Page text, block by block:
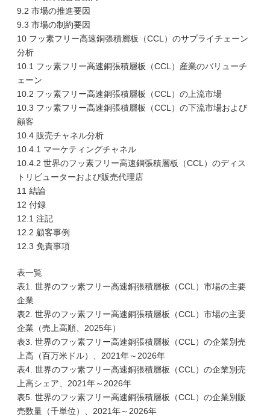
9.2 市場の推進要因
9.3 市場の制約要因
10 フッ素フリー高速銅張積層板（CCL）のサプライチェーン
分析
10.1 フッ素フリー高速銅張積層板（CCL）産業のバリューチ
ェーン
10.2 フッ素フリー高速銅張積層板（CCL）の上流市場
10.3 フッ素フリー高速銅張積層板（CCL）の下流市場および
顧客
10.4 販売チャネル分析
10.4.1 マーケティングチャネル
10.4.2 世界のフッ素フリー高速銅張積層板（CCL）のディス
トリビューターおよび販売代理店
11 結論
12 付録
12.1 注記
12.2 顧客事例
12.3 免責事項
表一覧
表1. 世界のフッ素フリー高速銅張積層板（CCL）市場の主要
企業
表2. 世界のフッ素フリー高速銅張積層板（CCL）市場の主要
企業（売上高順、2025年）
表3. 世界のフッ素フリー高速銅張積層板（CCL）の企業別売
上高（百万米ドル）、2021年～2026年
表4. 世界のフッ素フリー高速銅張積層板（CCL）の企業別売
上高シェア、2021年～2026年
表5. 世界のフッ素フリー高速銅張積層板（CCL）の企業別販
売数量（千単位）、2021年～2026年